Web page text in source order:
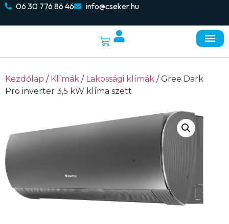
06 30 776 86 46 info@cseker.hu
Kezdőlap / Klímák / Lakossági klímák / Gree Dark
Pro inverter 3,5 kW klíma szett